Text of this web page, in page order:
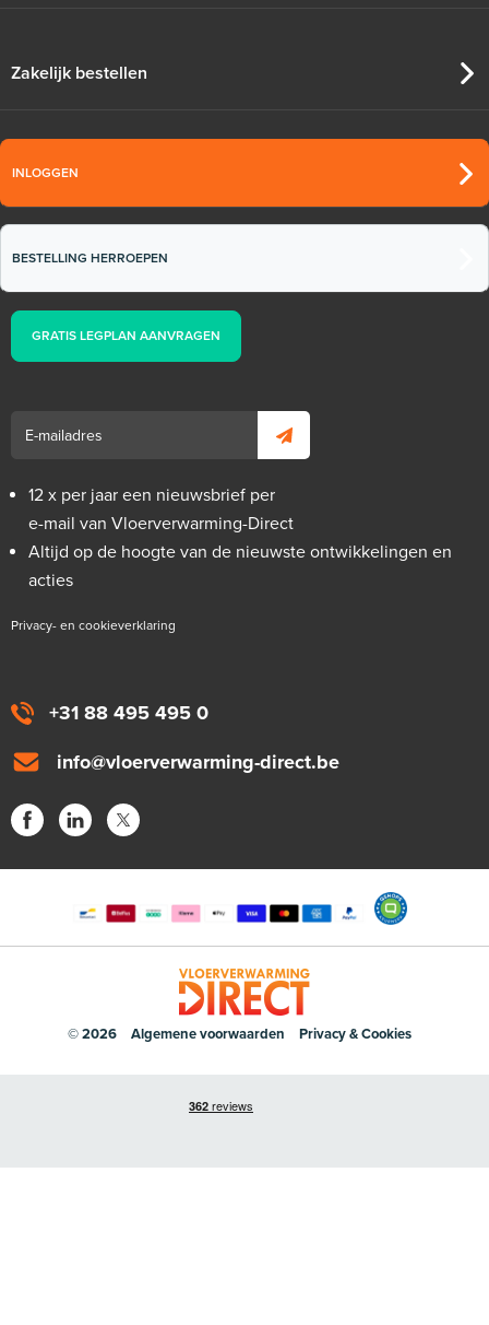
+31 88 495 495 0
info@vloerverwarming-direct.be
Zakelijk bestellen
INLOGGEN
BESTELLING HERROEPEN
GRATIS LEGPLAN AANVRAGEN
12 x per jaar een nieuwsbrief per
e-mail van Vloerverwarming-Direct
Altijd op de hoogte van de nieuwste ontwikkelingen en
acties
Privacy- en cookieverklaring
© 2026 Algemene voorwaarden Privacy & Cookies